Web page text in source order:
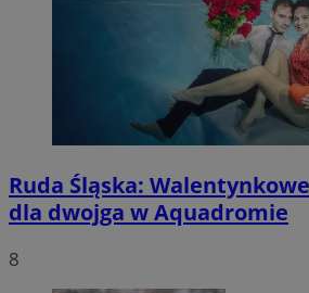
Ruda Śląska:
dla dwojga w Aquadromie
8